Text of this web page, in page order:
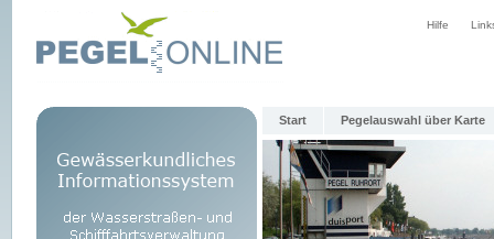
Hilfe
Start Pegelauswahl über Karte